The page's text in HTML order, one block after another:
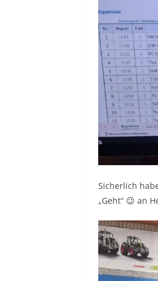
Sicherlich
„Geht“ 😉 an